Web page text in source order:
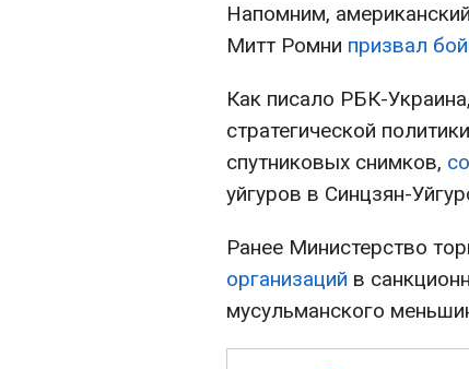
Напомним,
Митт Ромни призвал
Как писало РБК-
стратегической
спутниковых снимков,
уйгуров в Синцзян-
Ранее Министерство
организаций в
мусульманского